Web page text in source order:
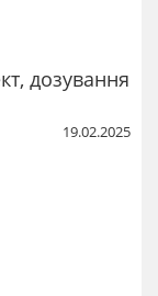
дозування
19.02.2025